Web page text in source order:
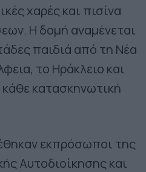
χαρές και πισίνα
Η δομή αναμένεται
παιδιά από τη Νέα
το Ηράκλειο και
κατασκηνωτική
εκπρόσωποι της
Αυτοδιοίκησης και